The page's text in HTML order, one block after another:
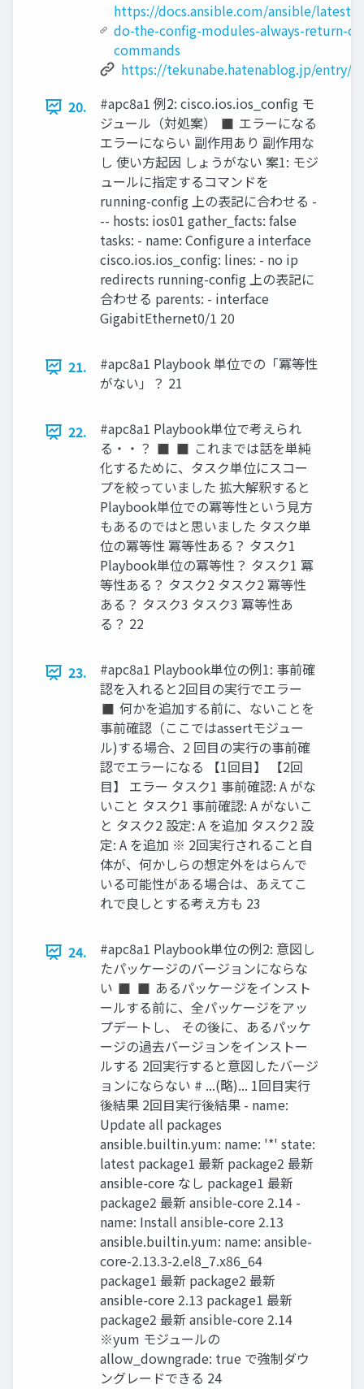
https://docs.ansible.com/ansible/
do-the-config-modules-always-return-
commands
https://tekunabe.hatenablog.jp/entry/
20.
#apc8a1 例2: cisco.ios.ios_config モ
ジュール（対処案） ◼ エラーになる
エラーにならい 副作用あり 副作用な
し 使い方起因 しょうがない 案1: モジ
ュールに指定するコマンドを
running-config 上の表記に合わせる -
-- hosts: ios01 gather_facts: false
tasks: - name: Configure a interface
cisco.ios.ios_config: lines: - no ip
redirects running-config 上の表記に
合わせる parents: - interface
GigabitEthernet0/1 20
21.
#apc8a1 Playbook 単位での「冪等性
がない」？ 21
22.
#apc8a1 Playbook単位で考えられ
る・・？ ◼ ◼ これまでは話を単純
化するために、タスク単位にスコー
プを絞っていました 拡大解釈すると
Playbook単位での冪等性という見方
もあるのではと思いました タスク単
位の冪等性 冪等性ある？ タスク1
Playbook単位の冪等性？ タスク1 冪
等性ある？ タスク2 タスク2 冪等性
ある？ タスク3 タスク3 冪等性あ
る？ 22
23.
#apc8a1 Playbook単位の例1: 事前確
認を入れると2回目の実行でエラー
◼ 何かを追加する前に、ないことを
事前確認（ここではassertモジュー
ル)する場合、2 回目の実行の事前確
認でエラーになる 【1回目】 【2回
目】 エラー タスク1 事前確認: A がな
いこと タスク1 事前確認: A がないこ
と タスク2 設定: A を追加 タスク2 設
定: A を追加 ※ 2回実行されること自
体が、何かしらの想定外をはらんで
いる可能性がある場合は、あえてこ
れで良しとする考え方も 23
24.
#apc8a1 Playbook単位の例2: 意図し
たパッケージのバージョンにならな
い ◼ ◼ あるパッケージをインスト
ールする前に、全パッケージをアッ
プデートし、 その後に、あるパッケ
ージの過去バージョンをインストー
ルする 2回実行すると意図したバージ
ョンにならない # ...(略)... 1回目実行
後結果 2回目実行後結果 - name:
Update all packages
ansible.builtin.yum: name: '*' state:
latest package1 最新 package2 最新
ansible-core なし package1 最新
package2 最新 ansible-core 2.14 -
name: Install ansible-core 2.13
ansible.builtin.yum: name: ansible-
core-2.13.3-2.el8_7.x86_64
package1 最新 package2 最新
ansible-core 2.13 package1 最新
package2 最新 ansible-core 2.14
※yum モジュールの
allow_downgrade: true で強制ダウ
ングレードできる 24